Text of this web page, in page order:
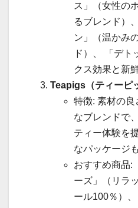
ス」（女性の
るブレンド）
ン」（温かみ
ド）、 「デト
クス効果と新
Teapigs（ティーピ
特徴: 素材の
なブレンドで
ティー体験を
なパッケージ
おすすめ商品:
ーズ」（リラ
ール100％）